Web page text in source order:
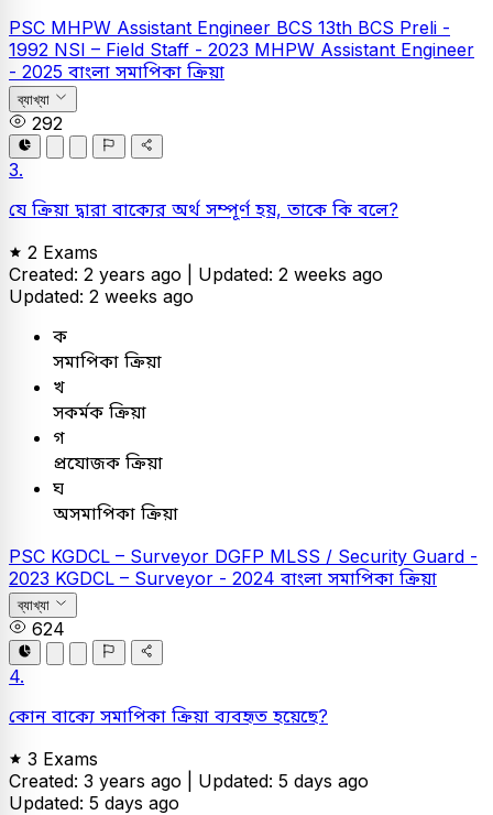
PSC MHPW Assistant Engineer BCS 13th BCS Preli -
1992 NSI – Field Staff - 2023 MHPW Assistant Engineer
- 2025 বাংলা সমাপিকা ক্রিয়া
ব্যাখ্যা
292
3.
যে ক্রিয়া দ্বারা বাক্যের অর্থ সম্পূর্ণ হয়, তাকে কি বলে?
2 Exams
Created: 2 years ago | Updated: 2 weeks ago
Updated: 2 weeks ago
ক
সমাপিকা ক্রিয়া
খ
সকর্মক ক্রিয়া
গ
প্রযোজক ক্রিয়া
ঘ
অসমাপিকা ক্রিয়া
PSC KGDCL – Surveyor DGFP MLSS / Security Guard -
2023 KGDCL – Surveyor - 2024 বাংলা সমাপিকা ক্রিয়া
ব্যাখ্যা
624
4.
কোন বাক্যে সমাপিকা ক্রিয়া ব্যবহৃত হয়েছে?
3 Exams
Created: 3 years ago | Updated: 5 days ago
Updated: 5 days ago